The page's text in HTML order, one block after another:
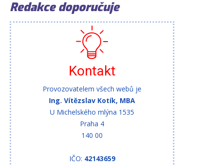
Redakce doporučuje
Kontakt
Provozovatelem všech webů je
Ing. Vítězslav Kotík, MBA
U Michelského mlýna 1535
Praha 4
140 00
IČO: 42143659